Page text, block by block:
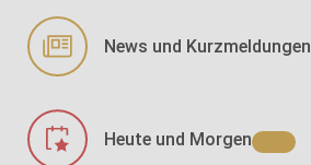
News und Kurzmeldungen
Heute und Morgen